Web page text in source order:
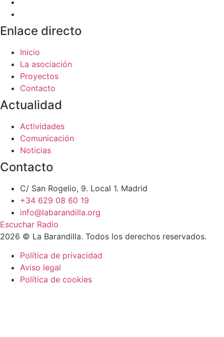
Enlace directo
Inicio
La asociación
Proyectos
Contacto
Actualidad
Actividades
Comunicación
Noticias
Contacto
C/ San Rogelio, 9. Local 1. Madrid
+34 629 08 60 19
info@labarandilla.org
Escuchar Radio
2026 © La Barandilla. Todos los derechos reservados.
Política de privacidad
Aviso legal
Política de cookies